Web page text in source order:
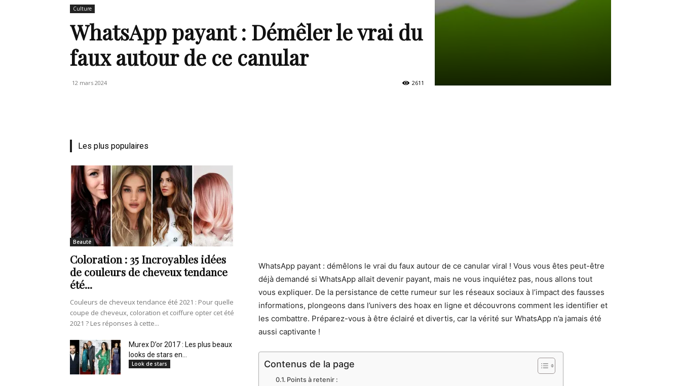
un
en
et
Culture
WhatsApp payant : Démêler le vrai du
faux autour de ce canular
12 mars 2024 2611
WhatsApp payant : démêlons le vrai du faux autour de ce canular viral ! Vous vous êtes peut-être
déjà demandé si WhatsApp allait devenir payant, mais ne vous inquiétez pas, nous allons tout
vous expliquer. De la persistance de cette rumeur sur les réseaux sociaux à l’impact des fausses
informations, plongeons dans l’univers des hoax en ligne et découvrons comment les identifier et
les combattre. Préparez-vous à être éclairé et divertis, car la vérité sur WhatsApp n’a jamais été
aussi captivante !
Contenus de la page
Points à retenir :
Les plus populaires
Beauté
Coloration : 35 Incroyables idées
de couleurs de cheveux tendance
été...
Couleurs de cheveux tendance été 2021 : Pour quelle
coupe de cheveux, coloration et coiffure opter cet été
2021 ? Les réponses à cette...
Murex D’or 2017 : Les plus beaux
looks de stars en...
Look de stars